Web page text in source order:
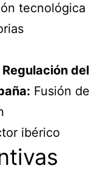
tecnológica
del
Fusión de
ibérico